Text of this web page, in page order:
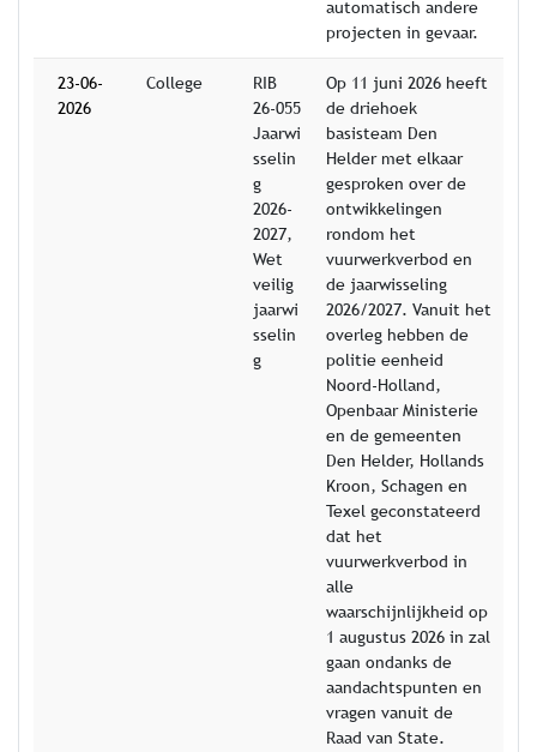
automatisch andere
projecten in gevaar.
23-06-
2026
College
RIB
26-055
Jaarwi
sselin
g
2026-
2027,
Wet
veilig
jaarwi
sselin
g
Op 11 juni 2026 heeft
de driehoek
basisteam Den
Helder met elkaar
gesproken over de
ontwikkelingen
rondom het
vuurwerkverbod en
de jaarwisseling
2026/2027. Vanuit het
overleg hebben de
politie eenheid
Noord-Holland,
Openbaar Ministerie
en de gemeenten
Den Helder, Hollands
Kroon, Schagen en
Texel geconstateerd
dat het
vuurwerkverbod in
alle
waarschijnlijkheid op
1 augustus 2026 in zal
gaan ondanks de
aandachtspunten en
vragen vanuit de
Raad van State.